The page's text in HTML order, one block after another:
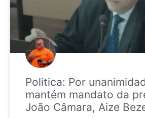
Politica: Por
mantém mandato da
João Câmara, Aize